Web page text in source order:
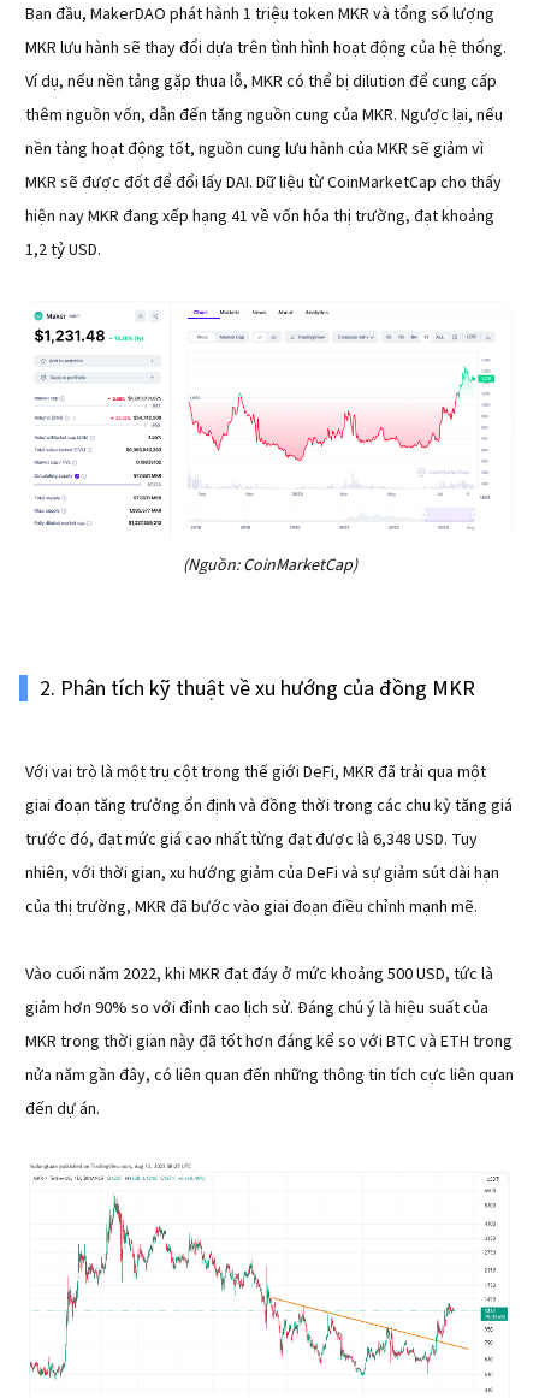
Ban đầu, MakerDAO phát hành 1 triệu token MKR và tổng số lượng
MKR lưu hành sẽ thay đổi dựa trên tình hình hoạt động của hệ thống.
Ví dụ, nếu nền tảng gặp thua lỗ, MKR có thể bị dilution để cung cấp
thêm nguồn vốn, dẫn đến tăng nguồn cung của MKR. Ngược lại, nếu
nền tảng hoạt động tốt, nguồn cung lưu hành của MKR sẽ giảm vì
MKR sẽ được đốt để đổi lấy DAI. Dữ liệu từ CoinMarketCap cho thấy
hiện nay MKR đang xếp hạng 41 về vốn hóa thị trường, đạt khoảng
1,2 tỷ USD.
(Nguồn: CoinMarketCap)
2. Phân tích kỹ thuật về xu hướng của đồng MKR
Với vai trò là một trụ cột trong thế giới DeFi, MKR đã trải qua một
giai đoạn tăng trưởng ổn định và đồng thời trong các chu kỳ tăng giá
trước đó, đạt mức giá cao nhất từng đạt được là 6,348 USD. Tuy
nhiên, với thời gian, xu hướng giảm của DeFi và sự giảm sút dài hạn
của thị trường, MKR đã bước vào giai đoạn điều chỉnh mạnh mẽ.
Vào cuối năm 2022, khi MKR đạt đáy ở mức khoảng 500 USD, tức là
giảm hơn 90% so với đỉnh cao lịch sử. Đáng chú ý là hiệu suất của
MKR trong thời gian này đã tốt hơn đáng kể so với BTC và ETH trong
nửa năm gần đây, có liên quan đến những thông tin tích cực liên quan
đến dự án.